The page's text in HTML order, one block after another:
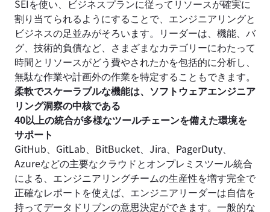
SEIを使い、ビジネスプランに従ってリソースが確実に
割り当てられるようにすることで、エンジニアリングと
ビジネスの足並みがそろいます。リーダーは、機能、バ
グ、技術的負債など、さまざまなカテゴリーにわたって
時間とリソースがどう費やされたかを包括的に分析し、
無駄な作業や計画外の作業を特定することもできます。
柔軟でスケーラブルな機能は、ソフトウェアエンジニア
リング洞察の中核である
40以上の統合が多様なツールチェーンを備えた環境を
サポート
GitHub、GitLab、BitBucket、Jira、PagerDuty、
Azureなどの主要なクラウドとオンプレミスツール統合
による、エンジニアリングチームの生産性を増す完全で
正確なレポートを使えば、エンジニアリーダーは自信を
持ってデータドリブンの意思決定ができます。一般的な